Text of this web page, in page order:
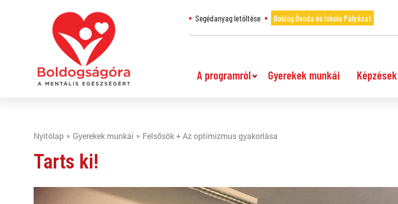
Segédanyag letöltése Boldog Óvoda és Iskola Pályázat
A programról Gyerekek munkái Képzések
Nyitólap Gyerekek munkái Felsősök + Az optimizmus gyakorlása
Tarts ki!